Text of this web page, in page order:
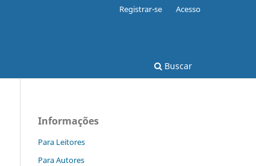
Buscar
Registrar-se Acesso
Informações
Para Leitores
Para Autores